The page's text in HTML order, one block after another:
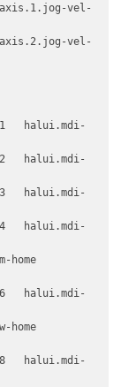
vel-
vel-
1   halui.mdi-
2   halui.mdi-
3   halui.mdi-
4   halui.mdi-
home
6   halui.mdi-
home
8   halui.mdi-